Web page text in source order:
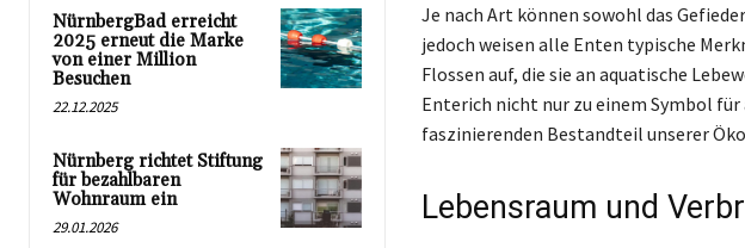
NürnbergBad erreicht
2025 erneut die Marke
von einer Million
Besuchen
22.12.2025
Nürnberg richtet Stiftung
für bezahlbaren
Wohnraum ein
29.01.2026
Je nach Art können sowohl das
jedoch weisen alle Enten typische
Flossen auf, die sie an aquatische
Enterich nicht nur zu einem Symbol
faszinierenden Bestandteil unserer
Lebensraum und